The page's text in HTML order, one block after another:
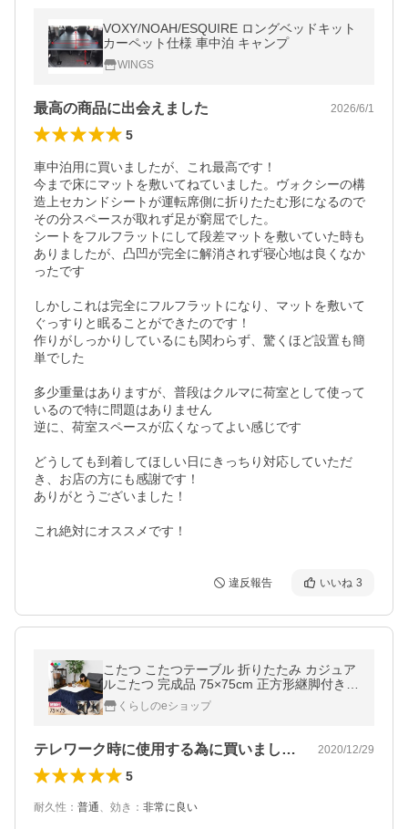
VOXY/NOAH/ESQUIRE ロングベッドキット
カーペット仕様 車中泊 キャンプ
WINGS
最高の商品に出会えました 2026/6/1
5
車中泊用に買いましたが、これ最高です！
今まで床にマットを敷いてねていました。ヴォクシーの構
造上セカンドシートが運転席側に折りたたむ形になるので
その分スペースが取れず足が窮屈でした。
シートをフルフラットにして段差マットを敷いていた時も
ありましたが、凸凹が完全に解消されず寝心地は良くなか
ったです
しかしこれは完全にフルフラットになり、マットを敷いて
ぐっすりと眠ることができたのです！
作りがしっかりしているにも関わらず、驚くほど設置も簡
単でした
多少重量はありますが、普段はクルマに荷室として使って
いるので特に問題はありません
逆に、荷室スペースが広くなってよい感じです
どうしても到着してほしい日にきっちり対応していただ
き、お店の方にも感謝です！
ありがとうございました！
違反報告 いいね 3
こたつ こたつテーブル 折りたたみ カジュア
ルこたつ 完成品 75×75cm 正方形継脚付き
リバーシブル天板 HFL-754H(B)/HFL-754H
(LH) 折脚こたつ 折れ脚こたつ
くらしのeショップ
テレワーク時に使用する為に買いました。… 2020/12/29
5
耐久性 ： 普通、 効き ： 非常に良い